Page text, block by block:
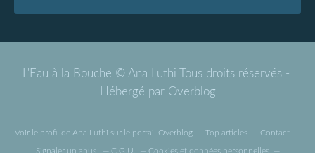
L'Eau à la Bouche © Ana Luthi Tous droits réservés -
Hébergé par Overblog
Voir le profil de Ana Luthi sur le portail Overblog Top articles Contact
Signaler un abus C.G.U. Cookies et données personnelles